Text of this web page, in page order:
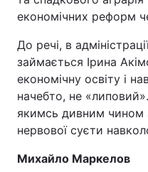
економічних реформ
До речі, в
займається Ірина
економічну освіту і
начебто, не
якимсь дивним чином
нервової суєти
Михайло Маркелов